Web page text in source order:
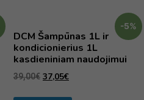
-5%
DCM Šampūnas 1L ir
kondicionierius 1L
kasdieniniam naudojimui
39,00€ 37,05€